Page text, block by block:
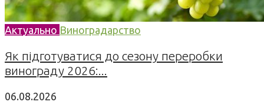
Актуально Виноградарство
Як підготуватися до сезону переробки
винограду 2026:...
06.08.2026